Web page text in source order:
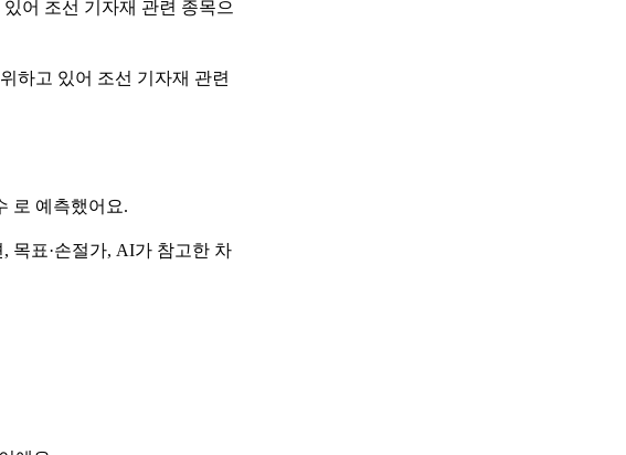
어 조선 기자재 관련 종목으
하고 있어 조선 기자재 관련
로 예측했어요.
목표·손절가, AI가 참고한 차